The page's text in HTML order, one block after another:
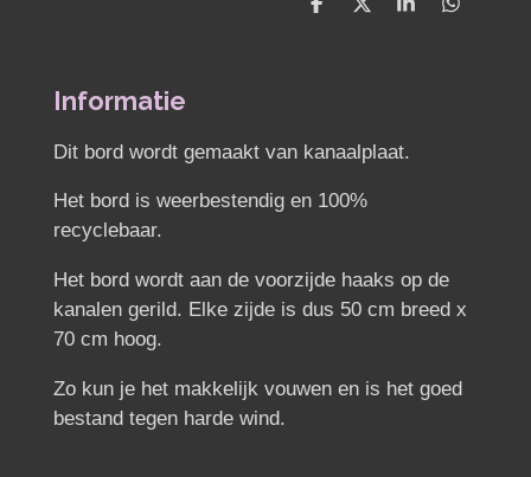
D
D
S
D
Informatie
Dit bord wordt gemaakt van kanaalplaat.
Het bord is weerbestendig en 100%
recyclebaar.
Het bord wordt aan de voorzijde haaks op de
kanalen gerild. Elke zijde is dus 50 cm breed x
70 cm hoog.
Zo kun je het makkelijk vouwen en is het goed
bestand tegen harde wind.